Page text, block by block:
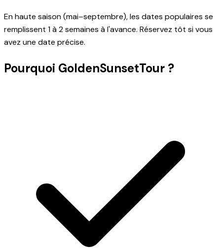
En haute saison (mai–septembre), les dates populaires se
remplissent 1 à 2 semaines à l'avance. Réservez tôt si vous
avez une date précise.
Pourquoi GoldenSunsetTour ?